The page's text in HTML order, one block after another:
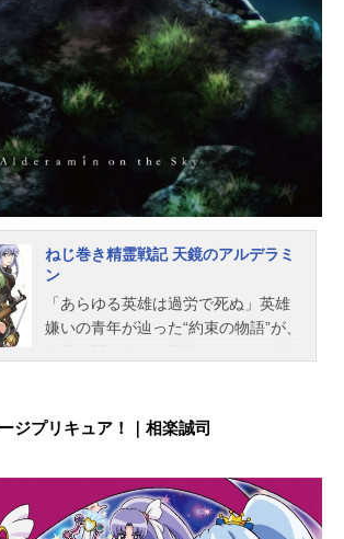
ねじ巻き精霊戦記 天鏡のアルデラミ
ン
「あらゆる英雄は過労で死ぬ」英雄
嫌いの青年が辿った“約束の物語”が、
が戦乱に巻き込まれようとしてい
軍人とはかけ離れた人物だ。幼馴染
であるヤトリシノ・イグセムととも
ジプリキュア！｜相楽誠司